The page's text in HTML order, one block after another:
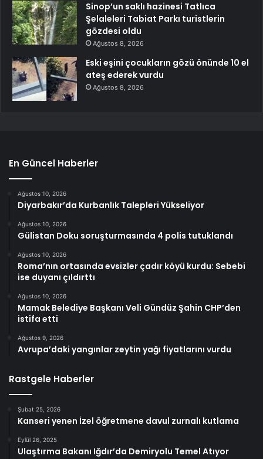
Sinop’un saklı hazinesi Tatlıca
Şelaleleri Tabiat Parkı turistlerin
gözdesi oldu
Ağustos 8, 2026
Eski eşini çocukların gözü önünde 10 el
ateş ederek vurdu
Ağustos 8, 2026
En Güncel Haberler
Ağustos 10, 2026
Diyarbakır’da Kurbanlık Talepleri Yükseliyor
Ağustos 10, 2026
Gülistan Doku soruşturmasında 4 polis tutuklandı
Ağustos 10, 2026
Roma’nın ortasında evsizler çadır köyü kurdu: Sebebi
ise duyanı çıldırttı
Ağustos 10, 2026
Mamak Belediye Başkanı Veli Gündüz Şahin CHP’den
istifa etti
Ağustos 9, 2026
Avrupa’daki yangınlar zeytin yağı fiyatlarını vurdu
Rastgele Haberler
Şubat 25, 2026
Kanseri yenen İzel öğretmene davul zurnalı kutlama
Eylül 26, 2025
Ulaştırma Bakanı Iğdır’da Demiryolu Temel Atıyor